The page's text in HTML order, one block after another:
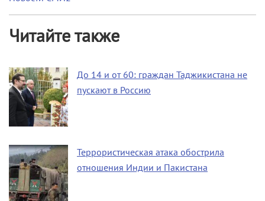
Читайте также
До 14 и от 60: граждан Таджикистана не
пускают в Россию
Террористическая атака обострила
отношения Индии и Пакистана